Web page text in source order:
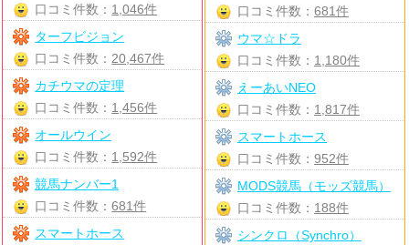
口コミ件数： 1,046件
ターフビジョン
口コミ件数： 20,467件
カチウマの定理
口コミ件数： 1,456件
オールウイン
口コミ件数： 1,592件
競馬ナンバー1
口コミ件数：681件
スマートホース
口コミ件数： 681件
ウマ☆ドラ
口コミ件数： 1,180件
えーあいNEO
口コミ件数： 1,817件
スマートホース
口コミ件数： 952件
MODS競馬（モッズ競馬）
口コミ件数： 188件
シンクロ（Synchro）